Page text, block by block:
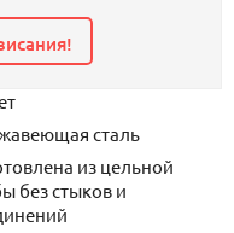
сталь
из цельной
без стыков и